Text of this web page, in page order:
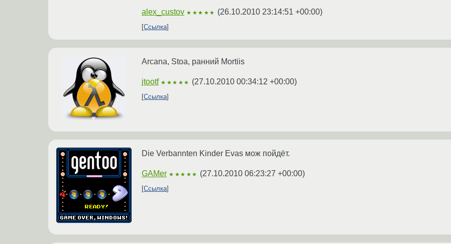
alex_custov ★★★★★ (26.10.2010 23:14:51 +00:00)
Ссылка
Arcana, Stoa, ранний Mortiis
jtootf ★★★★★ (27.10.2010 00:34:12 +00:00)
Ссылка
Die Verbannten Kinder Evas мож пойдёт.
GAMer ★★★★★ (27.10.2010 06:23:27 +00:00)
Ссылка